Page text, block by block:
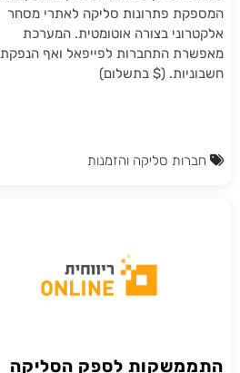
המספקת פתרונות סליקה לאתרי מסחר
אלקטרוני בצורה אוטומטית. המערכת
מאפשרת התחברות לפייפאל ואף הנפקת
חשבוניות. ($ בתשלום)
חברות סליקה והזמנות
התממשקות לספק הסליקה